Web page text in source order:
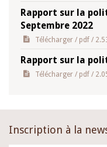
Rapport sur la
Septembre 2022
Télécharger / pdf /
Rapport sur la
Télécharger / pdf /
Inscription à la